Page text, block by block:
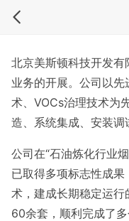
北京美斯顿科技开发
业务的开展。公司以
术、VOCs治理技术为
造、系统集成、安装调
公司在“石油炼化行业
已取得多项标志性成
术，建成长期稳定运
60余套，顺利完成了